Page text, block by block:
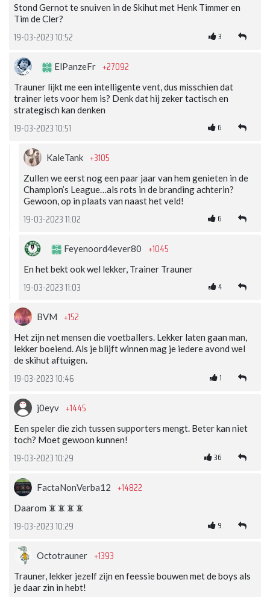
Stond Gernot te snuiven in de Skihut met Henk Timmer en
Tim de Cler?
19-03-2023 10:52 3
ElPanzeFr +27092
Trauner lijkt me een intelligente vent, dus misschien dat
trainer iets voor hem is? Denk dat hij zeker tactisch en
strategisch kan denken
19-03-2023 10:51 6
KaleTank +3105
Zullen we eerst nog een paar jaar van hem genieten in de
Champion’s League…als rots in de branding achterin?
Gewoon, op in plaats van naast het veld!
19-03-2023 11:02 6
Feyenoord4ever80 +1045
En het bekt ook wel lekker, Trainer Trauner
19-03-2023 11:03 4
BVM +152
Het zijn net mensen die voetballers. Lekker laten gaan man,
lekker boeiend. Als je blijft winnen mag je iedere avond wel
de skihut aftuigen.
19-03-2023 10:46 1
j0eyv +1445
Een speler die zich tussen supporters mengt. Beter kan niet
toch? Moet gewoon kunnen!
19-03-2023 10:29 36
FactaNonVerba12 +14822
Daarom 📵📵📵📵
19-03-2023 10:29 9
Octotrauner +1393
Trauner, lekker jezelf zijn en feessie bouwen met de boys als
je daar zin in hebt!